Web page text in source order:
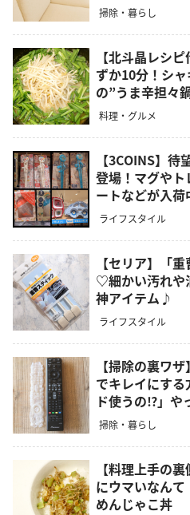
掃除・暮らし
【北斗晶レシ
ずか10分！シ
の”うま辛担々
料理・グルメ
【3COINS】
登場！マグや
ートなどが入荷
ライフスタイル
【セリア】「
♡細かい汚れや
神アイテム♪
ライフスタイル
【掃除の裏ワ
でキレイにす
ド使うの⁉」や
掃除・暮らし
【料理上手の
にウマいなん
めんじゃこ丼